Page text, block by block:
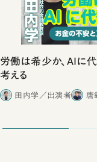
労働は希少か、AIに
考える
田内学／出演者 唐